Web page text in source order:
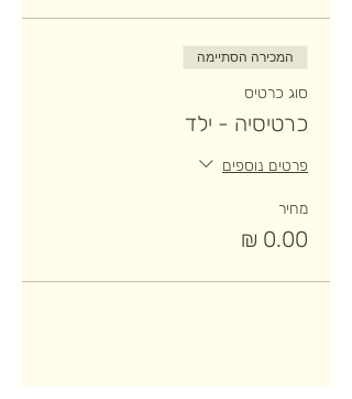
המכירה הסתיימה
סוג כרטיס
כרטיסיה - ילד
פרטים נוספים
מחיר